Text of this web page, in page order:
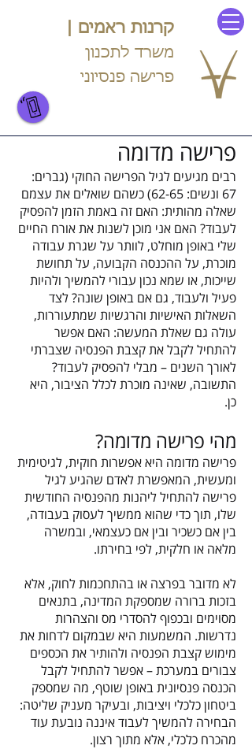
קרנות ראמים |
משרד לתכנון
פרישה פנסיוני
פרישה מדומה
רבים מגיעים לגיל הפרישה החוקי (גברים:
67 ונשים: 62-65) כשהם שואלים את עצמם
שאלה מהותית: האם זה באמת הזמן להפסיק
לעבוד? האם אני מוכן לשנות את אורח החיים
שלי באופן מוחלט, לוותר על שגרת עבודה
מוכרת, על ההכנסה הקבועה, על תחושת
שייכות, או שמא נכון עבורי להמשיך ולהיות
פעיל ולעבוד, גם אם באופן שונה? לצד
השאלות האישיות והרגשיות שמתעוררות,
עולה גם שאלת המעשה: האם אפשר
להתחיל לקבל את קצבת הפנסיה שצברתי
לאורך השנים – מבלי להפסיק לעבוד?
התשובה, שאינה מוכרת לכלל הציבור, היא
כן.
מהי פרישה מדומה?
פרישה מדומה היא אפשרות חוקית, לגיטימית
ומעשית, המאפשרת לאדם שהגיע לגיל
פרישה להתחיל ליהנות מהפנסיה החודשית
שלו, תוך כדי שהוא ממשיך לעסוק בעבודה,
בין אם כשכיר ובין אם כעצמאי, ובמשרה
מלאה או חלקית, לפי בחירתו.
לא מדובר בפרצה או בהתחכמות לחוק, אלא
בזכות ברורה שמספקת המדינה, בתנאים
מסוימים ובכפוף להסדרי מס והצהרות
נדרשות. המשמעות היא שבמקום לדחות את
מימוש קצבת הפנסיה ולהותיר את הכספים
צבורים במערכת – אפשר להתחיל לקבל
הכנסה פנסיונית באופן שוטף, מה שמספק
ביטחון כלכלי ויציבות, ובעיקר מעניק שליטה:
הבחירה להמשיך לעבוד איננה נובעת עוד
מהכרח כלכלי, אלא מתוך רצון.